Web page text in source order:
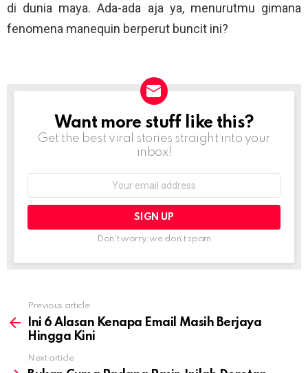
di dunia maya. Ada-ada aja ya, menurutmu gimana
fenomena manequin berperut buncit ini?
NEWSLETTER
Want more stuff like this?
Get the best viral stories straight into your
inbox!
Don't worry, we don't spam
more
Previous article
Ini 6 Alasan Kenapa Email Masih Berjaya
Hingga Kini
Next article